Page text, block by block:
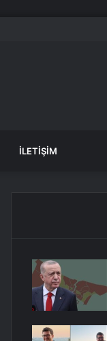
İLETIŞIM